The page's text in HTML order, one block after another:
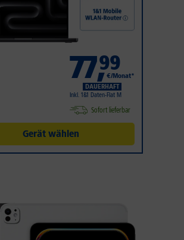
77,99
€/Monat*
DAUERHAFT
Inkl. 1&1 Daten-Flat M
Sofort lieferbar
Gerät wählen